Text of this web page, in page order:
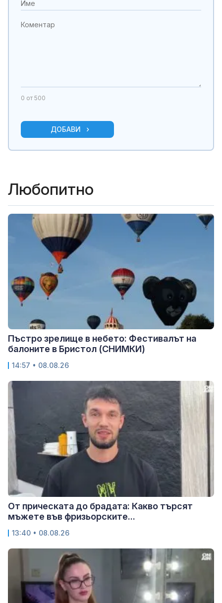
0 от 500
ДОБАВИ
Любопитно
Пъстро зрелище в небето: Фестивалът на
балоните в Бристол (СНИМКИ)
14:57 • 08.08.26
От прическата до брадата: Какво търсят
мъжете във фризьорските...
13:40 • 08.08.26